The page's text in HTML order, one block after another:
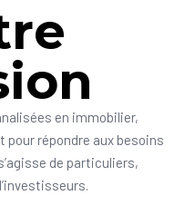
en immobilier,
répondre aux besoins
de particuliers,